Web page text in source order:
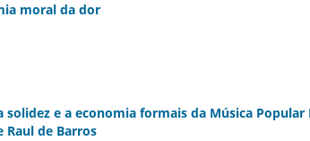
moral da dor
solidez e a economia formais da Música
Raul de Barros